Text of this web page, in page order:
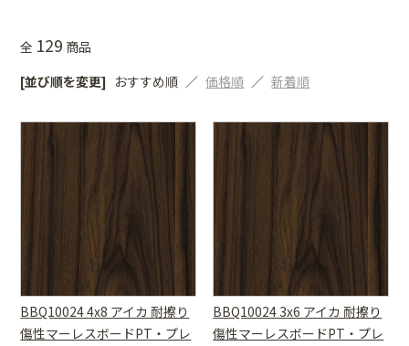
全 129 商品
[並び順を変更] おすすめ順 価格順 新着順
BBQ10024 4x8 アイカ 耐擦り
傷性マーレスボードPT・プレ
BBQ10024 3x6 アイカ 耐擦り
傷性マーレスボードPT・プレ